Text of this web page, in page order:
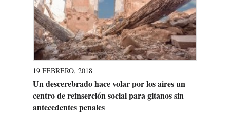
19 FEBRERO, 2018
Un descerebrado hace volar por los aires un
centro de reinserción social para gitanos sin
antecedentes penales